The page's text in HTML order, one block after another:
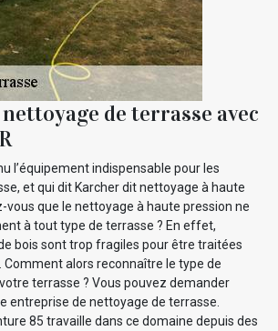
de terrasse avec
l’équipement indispensable pour les
et qui dit Karcher dit nettoyage à haute
vous que le nettoyage à haute pression ne
à tout type de terrasse ? En effet,
bois sont trop fragiles pour être traitées
Comment alors reconnaître le type de
terrasse ? Vous pouvez demander
entreprise de nettoyage de terrasse.
85 travaille dans ce domaine depuis des